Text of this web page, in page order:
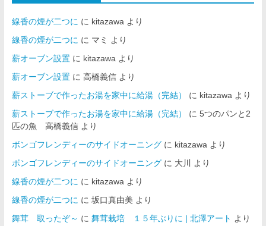
線香の煙が二つに に kitazawa より
線香の煙が二つに に マミ
より
薪オーブン設置に kitazawa より
薪オーブン設置に 高橋義信より
薪ストーブで作ったお湯を家中に給湯（完結）
に kitazawa より
薪ストーブで作ったお湯を家中に給湯（完結）
に 5つのパンと2
匹の魚 高橋義信より
ボンゴフレンディーのサイドオーニングに kitazawa より
ボンゴフレンディーのサイドオーニングに 大川
より
線香の煙が二つに に kitazawa より
線香の煙が二つに に 坂口真由美 より
舞茸 取ったぞ～ に 舞茸栽培 １５年ぶりに | 北澤アート より